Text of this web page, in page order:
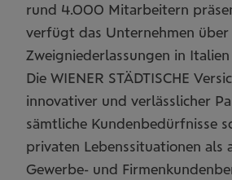
rund 4.000 Mitarbeitern
verfügt das Unternehmen über
Zweigniederlassungen in
Die WIENER STÄDTISCHE
innovativer und verlässlicher
sämtliche Kundenbedürfnisse
privaten Lebenssituationen als
Gewerbe- und